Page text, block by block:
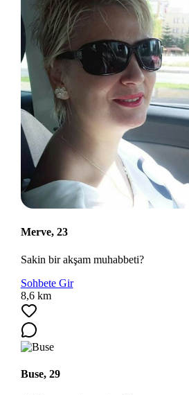
Merve, 23
Sakin bir akşam muhabbeti?
Sohbete Gir
8,6 km
Buse, 29